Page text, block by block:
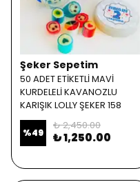
Şeker Sepetim
50 ADET ETİKETLİ MAVİ
KURDELELİ KAVANOZLU
KARIŞIK LOLLY ŞEKER 158
%49
₺ 2,450.00
₺ 1,250.00